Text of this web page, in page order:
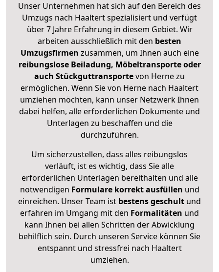
Unser Unternehmen hat sich auf den Bereich des
Umzugs nach Haaltert spezialisiert und verfügt
über 7 Jahre Erfahrung in diesem Gebiet. Wir
arbeiten ausschließlich mit den besten
Umzugsfirmen zusammen, um Ihnen auch eine
reibungslose Beiladung, Möbeltransporte oder
auch Stückguttransportevon Herne zu
ermöglichen. Wenn Sie von Herne nach Haaltert
umziehen möchten, kann unser Netzwerk Ihnen
dabei helfen, alle erforderlichen Dokumente und
Unterlagen zu beschaffen und die
durchzuführen.
Um sicherzustellen, dass alles reibungslos
verläuft, ist es wichtig, dass Sie alle
erforderlichen Unterlagen bereithalten und alle
notwendigen Formulare korrekt ausfüllen und
einreichen. Unser Team ist bestens geschult und
erfahren im Umgang mit den Formalitäten und
kann Ihnen bei allen Schritten der Abwicklung
behilflich sein. Durch unseren Service können Sie
entspannt und stressfrei nach Haaltert
umziehen.